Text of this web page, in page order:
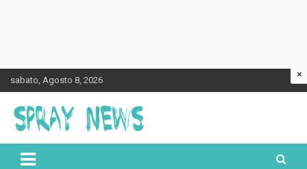
to
content
sabato, Agosto 8, 2026
Spraynews.it
×